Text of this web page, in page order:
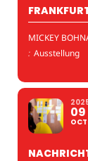
MICKEY
: Ausstellung
09
OCT